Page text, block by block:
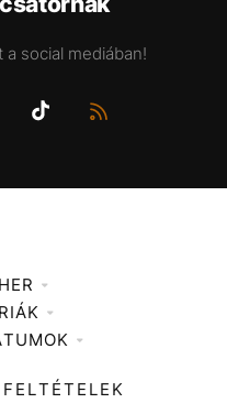
social mediában!